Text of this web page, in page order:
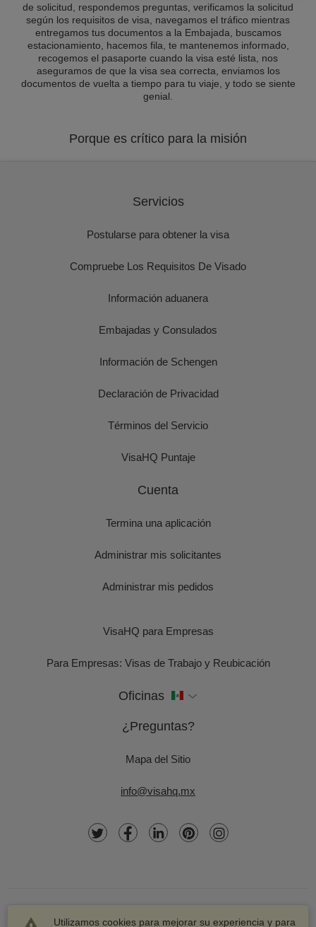
de solicitud, respondemos preguntas, verificamos la solicitud
según los requisitos de visa, navegamos el tráfico mientras
entregamos tus documentos a la Embajada, buscamos
estacionamiento, hacemos fila, te mantenemos informado,
recogemos el pasaporte cuando la visa esté lista, nos
aseguramos de que la visa sea correcta, enviamos los
documentos de vuelta a tiempo para tu viaje, y todo se siente
genial.
Porque es crítico para la misión
Utilizamos cookies para mejorar su experiencia y para
Servicios
Postularse para obtener la visa
Compruebe Los Requisitos De Visado
Información aduanera
Embajadas y Consulados
Información de Schengen
Declaración de Privacidad
Términos del Servicio
VisaHQ Puntaje
Cuenta
Termina una aplicación
Administrar mis solicitantes
Administrar mis pedidos
VisaHQ para Empresas
Para Empresas: Visas de Trabajo y Reubicación
Oficinas
¿Preguntas?
Mapa del Sitio
info@visahq.mx